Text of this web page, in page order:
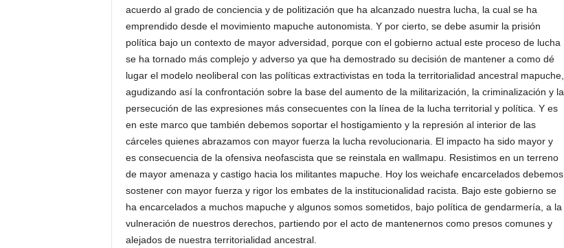
acuerdo al grado de conciencia y de politización que ha alcanzado nuestra lucha, la cual se ha
emprendido desde el movimiento mapuche autonomista. Y por cierto, se debe asumir la prisión
política bajo un contexto de mayor adversidad, porque con el gobierno actual este proceso de lucha
se ha tornado más complejo y adverso ya que ha demostrado su decisión de mantener a como dé
lugar el modelo neoliberal con las políticas extractivistas en toda la territorialidad ancestral mapuche,
agudizando así la confrontación sobre la base del aumento de la militarización, la criminalización y la
persecución de las expresiones más consecuentes con la línea de la lucha territorial y política. Y es
en este marco que también debemos soportar el hostigamiento y la represión al interior de las
cárceles quienes abrazamos con mayor fuerza la lucha revolucionaria. El impacto ha sido mayor y
es consecuencia de la ofensiva neofascista que se reinstala en wallmapu. Resistimos en un terreno
de mayor amenaza y castigo hacia los militantes mapuche. Hoy los weichafe encarcelados debemos
sostener con mayor fuerza y rigor los embates de la institucionalidad racista. Bajo este gobierno se
ha encarcelados a muchos mapuche y algunos somos sometidos, bajo política de gendarmería, a la
vulneración de nuestros derechos, partiendo por el acto de mantenernos como presos comunes y
alejados de nuestra territorialidad ancestral.